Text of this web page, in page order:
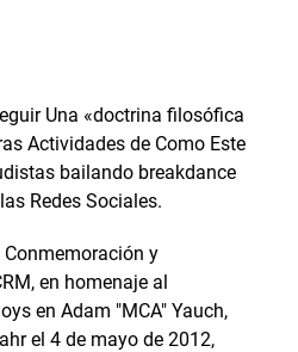
Una «doctrina filosófica
Actividades de Como Este
bailando breakdance
Redes Sociales.
Conmemoración y
en homenaje al
en Adam "MCA" Yauch,
el 4 de mayo de 2012,